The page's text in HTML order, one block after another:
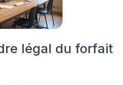
légal du forfait